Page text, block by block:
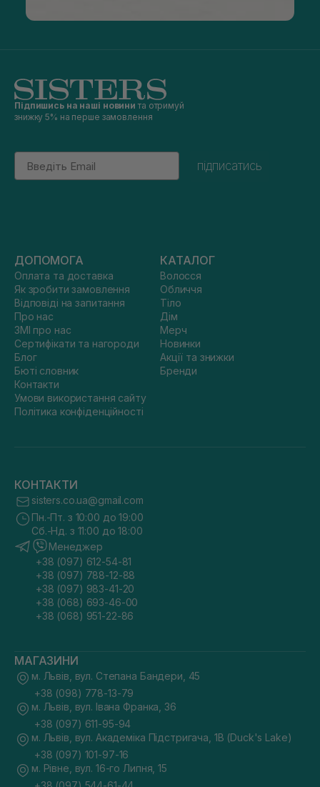
Підпишись на наші новини та отримуй
знижку 5% на перше замовлення
Email
підписатись
ДОПОМОГА
Оплата та доставка
Як зробити замовлення
Відповіді на запитання
Про нас
ЗМІ про нас
Сертифікати та нагороди
Блог
Бюті словник
Контакти
Умови використання сайту
Політика конфіденційності
КАТАЛОГ
Волосся
Обличчя
Тіло
Дім
Мерч
Новинки
Акції та знижки
Бренди
КОНТАКТИ
sisters.co.ua@gmail.com
Пн.-Пт. з 10:00 до 19:00
Сб.-Нд. з 11:00 до 18:00
Менеджер
+38 (097) 612-54-81
+38 (097) 788-12-88
+38 (097) 983-41-20
+38 (068) 693-46-00
+38 (068) 951-22-86
МАГАЗИНИ
м. Львів, вул. Степана Бандери, 45
+38 (098) 778-13-79
м. Львів, вул. Івана Франка, 36
+38 (097) 611-95-94
м. Львів, вул. Академіка Підстригача, 1В (Duck's Lake)
+38 (097) 101-97-16
м. Рівне, вул. 16-го Липня, 15